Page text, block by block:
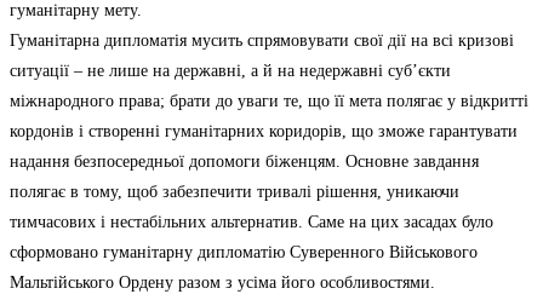
гуманітарну мету.
Гуманітарна дипломатія мусить спрямовувати свої дії на всі кризові
ситуації – не лише на державні, а й на недержавні суб’єкти
міжнародного права; брати до уваги те, що її мета полягає у відкритті
кордонів і створенні гуманітарних коридорів, що зможе гарантувати
надання безпосередньої допомоги біженцям. Основне завдання
полягає в тому, щоб забезпечити тривалі рішення, уникаючи
тимчасових і нестабільних альтернатив. Саме на цих засадах було
сформовано гуманітарну дипломатію Суверенного Військового
Мальтійського Ордену разом з усіма його особливостями.